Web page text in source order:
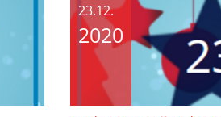
23.12.
2020